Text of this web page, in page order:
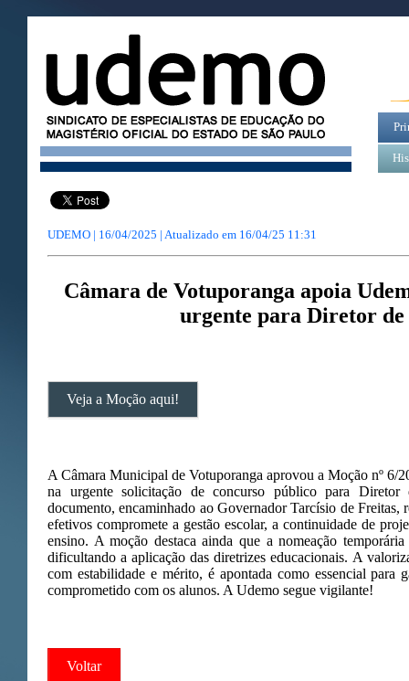
UDEMO | 16/04/2025 | Atualizado em 16/04/25 11:31
Câmara de Votuporanga apoia
urgente para Diretor de
Veja a Moção aqui!
A Câmara Municipal de Votuporanga aprovou a Moção nº 6/
na urgente solicitação de concurso público para
documento, encaminhado ao Governador Tarcísio de Freitas,
efetivos compromete a gestão escolar, a continuidade de
ensino. A moção destaca ainda que a nomeação
dificultando a aplicação das diretrizes educacionais. A
com estabilidade e mérito, é apontada como essencial para
comprometido com os alunos. A Udemo segue vigilante!
Voltar